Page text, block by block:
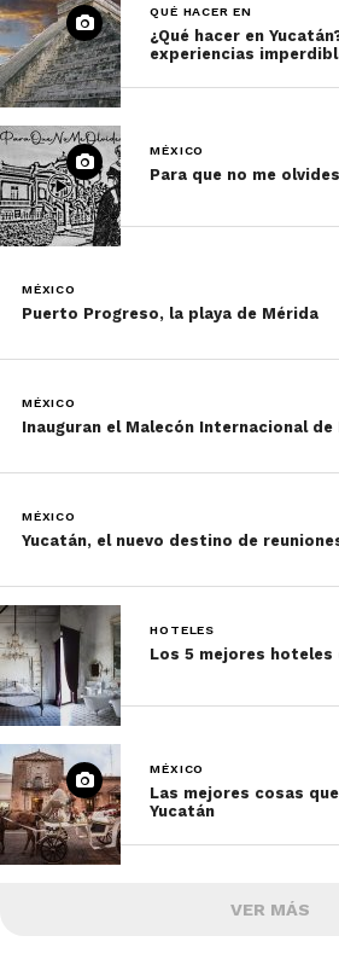
QUÉ HACER EN
¿Qué hacer en
experiencias
MÉXICO
Para que no me
MÉXICO
Puerto Progreso, la playa de Mérida
MÉXICO
Inauguran el Malecón Internacional de
MÉXICO
Yucatán, el nuevo destino de
HOTELES
Los 5 mejores hoteles
MÉXICO
Las mejores cosas
Yucatán
VER MÁS